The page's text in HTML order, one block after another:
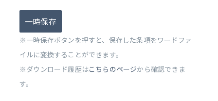
一時保存
※一時保存ボタンを押すと、保存した条項をワードファ
イルに変換することができます。
※ダウンロード履歴はこちらのページから確認できま
す。